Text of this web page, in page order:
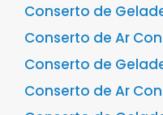
Conserto de
Conserto de Ar
Conserto de
Conserto de Ar